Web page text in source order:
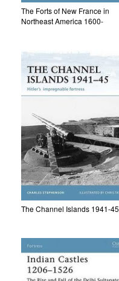
The Forts of New France in
Northeast America 1600-
The Channel Islands 1941-45